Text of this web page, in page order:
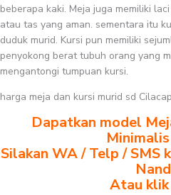
beberapa kaki. Meja juga memiliki
atau tas yang aman. sementara itu
duduk murid. Kursi pun memiliki
penyokong berat tubuh orang yang
mengantongi tumpuan kursi.
harga meja dan kursi murid sd Cilacap
Dapatkan model
Silakan WA / Telp / SMS
Atau klik